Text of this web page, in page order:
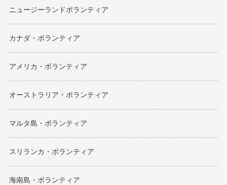
ニュージーランドボランティア
カナダ・ボランティア
アメリカ・ボランティア
オーストラリア・ボランティア
マルタ島・ボランティア
スリランカ・ボランティア
海南島・ボランティア